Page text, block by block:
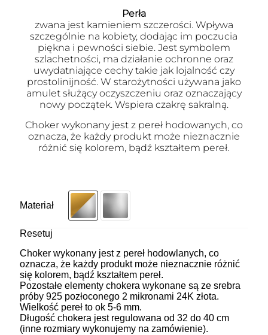
Perła
zwana jest kamieniem szczerości. Wpływa
szczególnie na kobiety, dodając im poczucia
piękna i pewności siebie. Jest symbolem
szlachetności, ma działanie ochronne oraz
uwydatniające cechy takie jak lojalność czy
prostolinijność. W starożytności używana jako
amulet służący oczyszczeniu oraz oznaczający
nowy początek. Wspiera czakrę sakralną.
Choker wykonany jest z pereł hodowanych, co
oznacza, że każdy produkt może nieznacznie
różnić się kolorem, bądź kształtem pereł.
Materiał
Resetuj
Choker wykonany jest z pereł hodowlanych, co
oznacza, że każdy produkt może nieznacznie różnić
się kolorem, bądź kształtem pereł.
Pozostałe elementy chokera wykonane są ze srebra
próby 925 pozłoconego 2 mikronami 24K złota.
Wielkość pereł to ok 5-6 mm.
Długość chokera jest regulowana od 32 do 40 cm
(inne rozmiary wykonujemy na zamówienie).